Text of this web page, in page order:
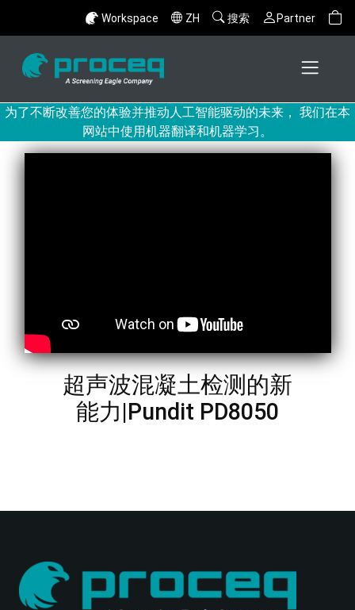
Workspace ZH 搜索 Partner
为了不断改善您的体验并推动人工智能驱动的未来， 我们在本
网站中使用机器翻译和机器学习。
超声波混凝土检测的新
能力|Pundit PD8050